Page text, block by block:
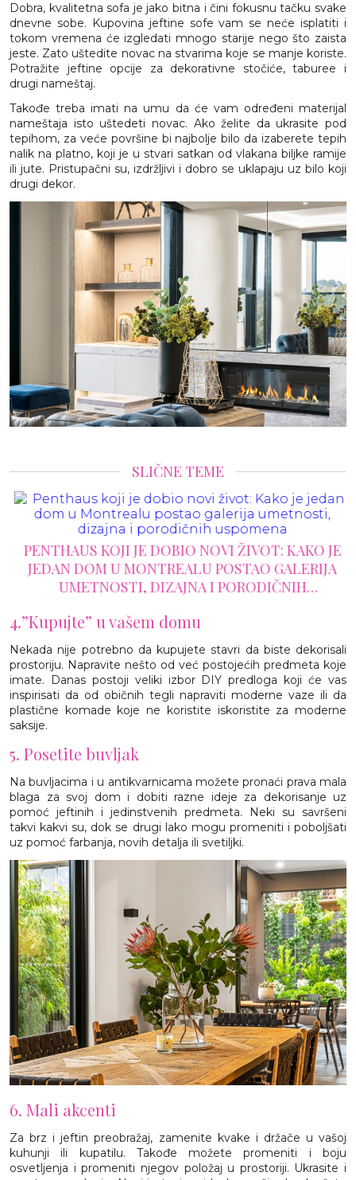
Dobra, kvalitetna sofa je jako bitna i čini fokusnu tačku svake
dnevne sobe. Kupovina jeftine sofe vam se neće isplatiti i
tokom vremena će izgledati mnogo starije nego što zaista
jeste. Zato uštedite novac na stvarima koje se manje koriste.
Potražite jeftine opcije za dekorativne stočiće, taburee i
drugi nameštaj.
Takođe treba imati na umu da će vam određeni materijal
nameštaja isto uštedeti novac. Ako želite da ukrasite pod
tepihom, za veće površine bi najbolje bilo da izaberete tepih
nalik na platno, koji je u stvari satkan od vlakana biljke ramije
ili jute. Pristupačni su, izdržljivi i dobro se uklapaju uz bilo koji
drugi dekor.
SLIČNE TEME
PENTHAUS KOJI JE DOBIO NOVI ŽIVOT: KAKO JE
JEDAN DOM U MONTREALU POSTAO GALERIJA
UMETNOSTI, DIZAJNA I PORODIČNIH
4.”Kupujte” u vašem domu
Nekada nije potrebno da kupujete stavri da biste dekorisali
prostoriju. Napravite nešto od već postojećih predmeta koje
imate. Danas postoji veliki izbor DIY predloga koji će vas
inspirisati da od običnih tegli napraviti moderne vaze ili da
plastične komade koje ne koristite iskoristite za moderne
saksije.
5. Posetite buvljak
Na buvljacima i u antikvarnicama možete pronaći prava mala
blaga za svoj dom i dobiti razne ideje za dekorisanje uz
pomoć jeftinih i jedinstvenih predmeta. Neki su savršeni
takvi kakvi su, dok se drugi lako mogu promeniti i poboljšati
uz pomoć farbanja, novih detalja ili svetiljki.
6. Mali akcenti
Za brz i jeftin preobražaj, zamenite kvake i držače u vašoj
kuhunji ili kupatilu. Takođe možete promeniti i boju
osvetljenja i promeniti njegov položaj u prostoriji. Ukrasite i